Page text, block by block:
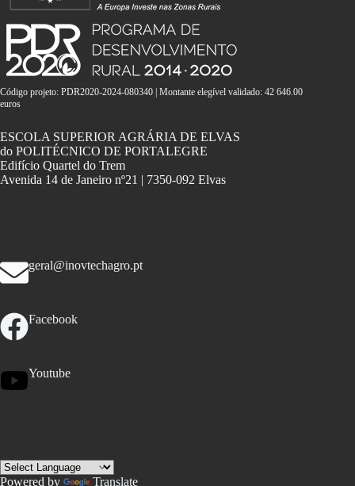
Código projeto: PDR2020-2024-080340 | Montante elegível validado: 42 646.00
euros
ESCOLA SUPERIOR AGRÁRIA DE ELVAS
do POLITÉCNICO DE PORTALEGRE
Edifício Quartel do Trem
Avenida 14 de Janeiro nº21 | 7350-092 Elvas
geral@inovtechagro.pt
Facebook
Youtube
Powered by Translate